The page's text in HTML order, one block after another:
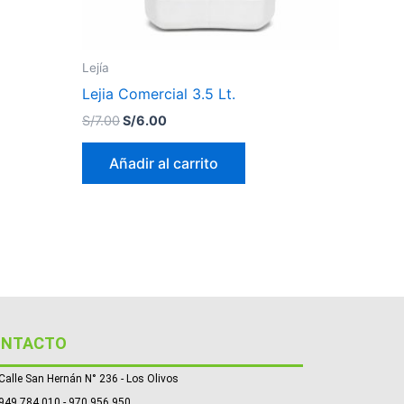
Lejía
Lejia Comercial 3.5 Lt.
S/7.00S/6.00
Añadir al carrito
San Hernán N° 236 - Los Olivos